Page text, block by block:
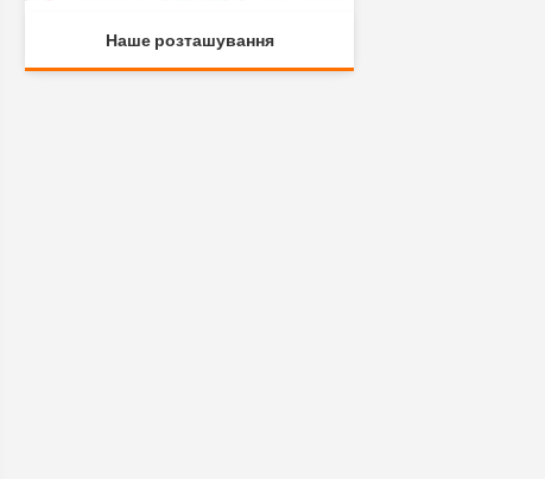
Наше розташування